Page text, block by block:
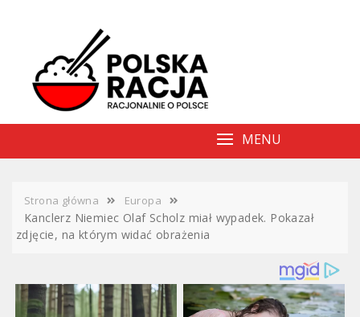
MENU
Strona główna Europa
Kanclerz Niemiec Olaf Scholz miał wypadek. Pokazał
zdjęcie, na którym widać obrażenia